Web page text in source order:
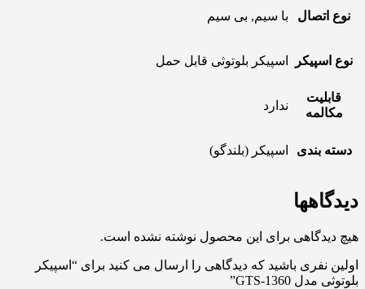
نوع اتصال با سیم, بی سیم
نوع اسپیکر اسپیکر بلوتوثی قابل حمل
قابلیت
مکالمه
ندارد
دسته بندی اسپیکر (بلندگو)
دیدگاهها
هیچ دیدگاهی برای این محصول نوشته نشده است.
اولین نفری باشید که دیدگاهی را ارسال می کنید برای “اسپیکر
بلوتوثی مدل GTS-1360”